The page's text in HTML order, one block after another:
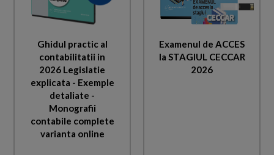
Ghidul practic al
contabilitatii in
2026 Legislatie
explicata - Exemple
detaliate -
Monografii
contabile complete
varianta online
Examenul de ACCES
la STAGIUL CECCAR
2026